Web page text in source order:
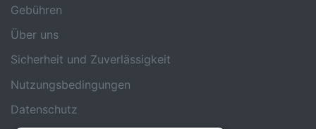
Gebühren
Über uns
Sicherheit und Zuverlässigkeit
Nutzungsbedingungen
Datenschutz